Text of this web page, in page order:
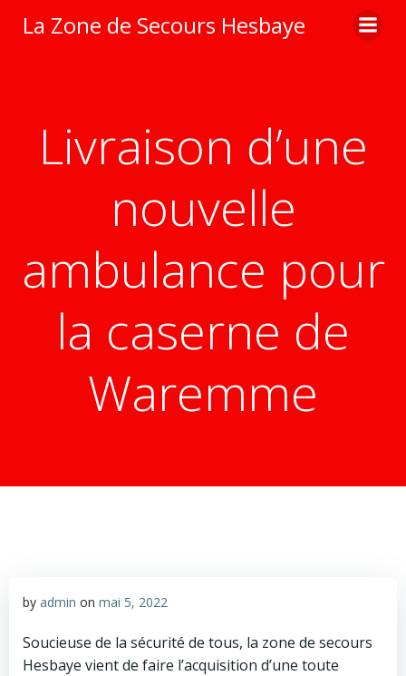
au
La Zone de Secours Hesbaye
Livraison d’une
nouvelle
ambulance pour
la caserne de
Waremme
by admin on mai 5, 2022
Soucieuse de la sécurité de tous, la zone de secours
Hesbaye vient de faire l’acquisition d’une toute